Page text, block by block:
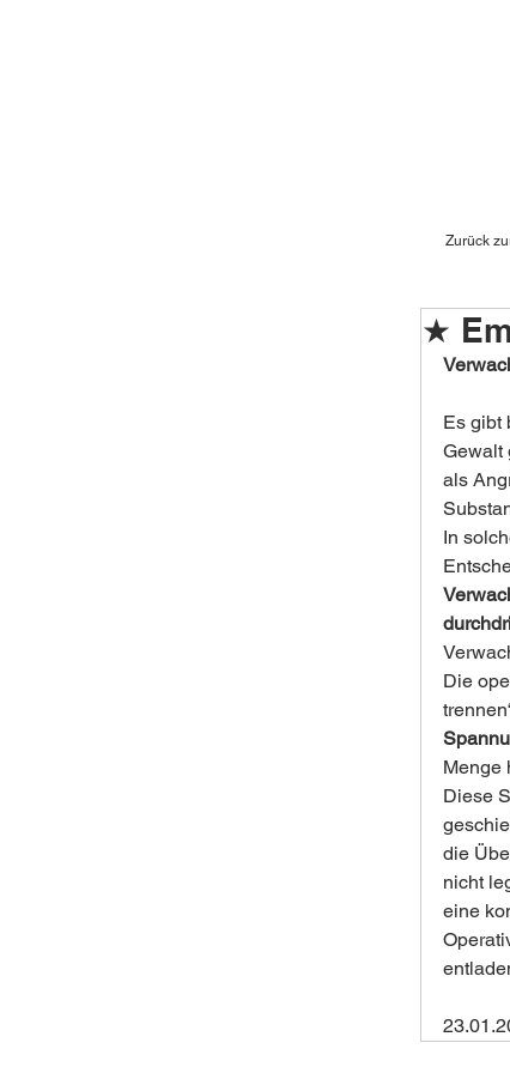
Zurück
★
Es gibt
Gewalt
als
In
Die
Menge
Diese
die
nicht
eine